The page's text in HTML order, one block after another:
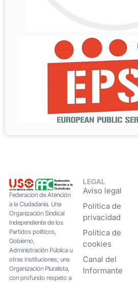
Federacion de Atención
a la Ciudadanía. Una
Organización Sindical
Independiente de los
Partidos políticos,
Gobierno,
Administración Pública u
otras Instituciones; una
Organización Pluralista,
con profundo respeto a
LEGAL
Aviso legal
Política de
privacidad
Política de
cookies
Canal del
Informante